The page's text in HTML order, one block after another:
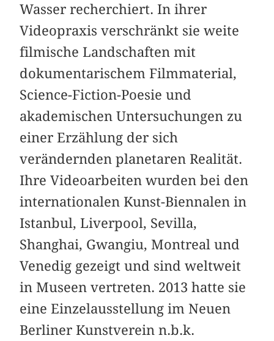
Wasser recherchiert. In ihrer
Videopraxis verschränkt sie weite
filmische Landschaften mit
dokumentarischem Filmmaterial,
Science-Fiction-Poesie und
akademischen Untersuchungen zu
einer Erzählung der sich
verändernden planetaren Realität.
Ihre Videoarbeiten wurden bei den
internationalen Kunst-Biennalen in
Istanbul, Liverpool, Sevilla,
Shanghai, Gwangiu, Montreal und
Venedig gezeigt und sind weltweit
in Museen vertreten. 2013 hatte sie
eine Einzelausstellung im Neuen
Berliner Kunstverein n.b.k.